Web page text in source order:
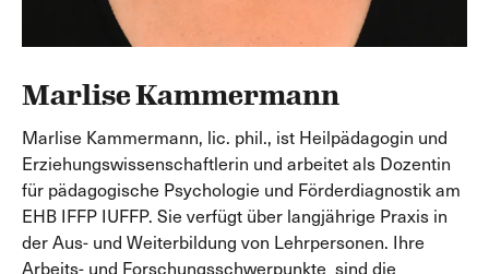
Marlise Kammermann
Marlise Kammermann, lic. phil., ist Heilpädagogin und
Erziehungswissenschaftlerin und arbeitet als Dozentin
für pädagogische Psychologie und Förderdiagnostik am
EHB IFFP IUFFP. Sie verfügt über langjährige Praxis in
der Aus- und Weiterbildung von Lehrpersonen. Ihre
Arbeits- und Forschungsschwerpunkte sind die